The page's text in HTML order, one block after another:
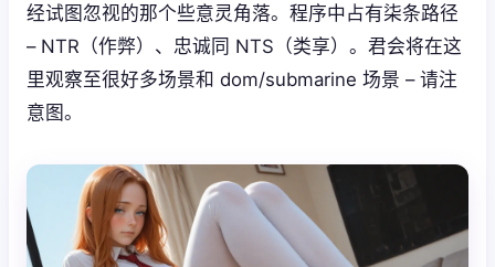
经试图忽视的那个些意灵角落。程序中占有柒条路径
– NTR（作弊）、忠诚同 NTS（类享）。君会将在这
里观察至很好多场景和 dom/submarine 场景 – 请注
意图。